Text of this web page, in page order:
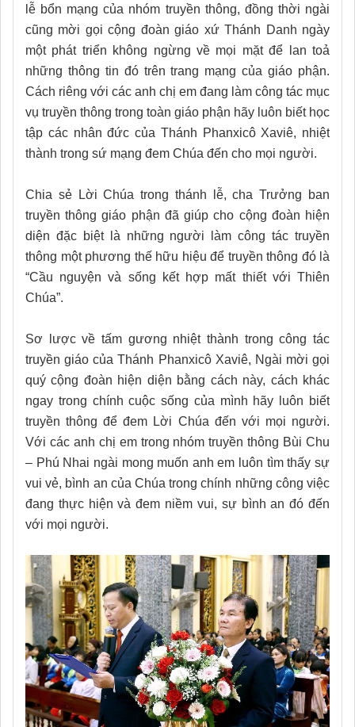
lễ bổn mạng của nhóm truyền thông, đồng thời ngài
cũng mời gọi cộng đoàn giáo xứ Thánh Danh ngày
một phát triển không ngừng về mọi mặt để lan toả
những thông tin đó trên trang mạng của giáo phận.
Cách riêng với các anh chị em đang làm công tác mục
vụ truyền thông trong toàn giáo phận hãy luôn biết học
tập các nhân đức của Thánh Phanxicô Xaviê, nhiệt
thành trong sứ mạng đem Chúa đến cho mọi người.
Chia sẻ Lời Chúa trong thánh lễ, cha Trưởng ban
truyền thông giáo phận đã giúp cho cộng đoàn hiện
diện đặc biệt là những người làm công tác truyền
thông một phương thế hữu hiệu để truyền thông đó là
“Cầu nguyện và sống kết hợp mất thiết với Thiên
Chúa”.
Sơ lược về tấm gương nhiệt thành trong công tác
truyền giáo của Thánh Phanxicô Xaviê, Ngài mời gọi
quý cộng đoàn hiện diện bằng cách này, cách khác
ngay trong chính cuộc sống của mình hãy luôn biết
truyền thông để đem Lời Chúa đến với mọi người.
Với các anh chị em trong nhóm truyền thông Bùi Chu
– Phú Nhai ngài mong muốn anh em luôn tìm thấy sự
vui vẻ, bình an của Chúa trong chính những công việc
đang thực hiện và đem niềm vui, sự bình an đó đến
với mọi người.